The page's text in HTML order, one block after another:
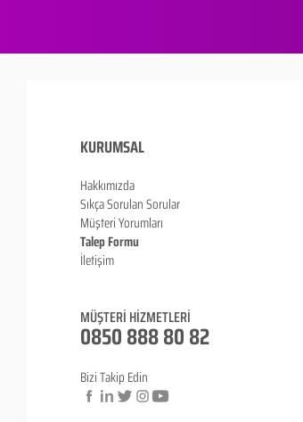
KURUMSAL
Hakkımızda
Sıkça Sorulan Sorular
Müşteri Yorumları
Talep Formu
İletişim
MÜŞTERİ HİZMETLERİ
0850 888 80 82
Bizi Takip Edin